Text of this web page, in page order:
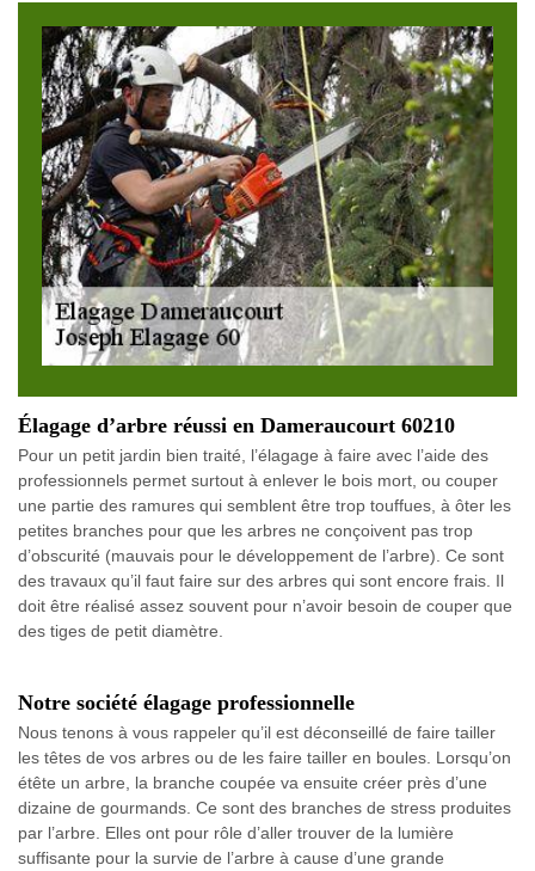
Élagage d’arbre réussi en Dameraucourt 60210
Pour un petit jardin bien traité, l’élagage à faire avec l’aide des
professionnels permet surtout à enlever le bois mort, ou couper
une partie des ramures qui semblent être trop touffues, à ôter les
petites branches pour que les arbres ne conçoivent pas trop
d’obscurité (mauvais pour le développement de l’arbre). Ce sont
des travaux qu’il faut faire sur des arbres qui sont encore frais. Il
doit être réalisé assez souvent pour n’avoir besoin de couper que
des tiges de petit diamètre.
Notre société élagage professionnelle
Nous tenons à vous rappeler qu’il est déconseillé de faire tailler
les têtes de vos arbres ou de les faire tailler en boules. Lorsqu’on
étête un arbre, la branche coupée va ensuite créer près d’une
dizaine de gourmands. Ce sont des branches de stress produites
par l’arbre. Elles ont pour rôle d’aller trouver de la lumière
suffisante pour la survie de l’arbre à cause d’une grande